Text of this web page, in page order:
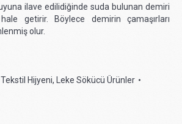
ilave edilidiğinde suda bulunan demiri
getirir. Böylece demirin çamaşırları
olur.
Tekstil Hijyeni, Leke Sökücü Ürünler